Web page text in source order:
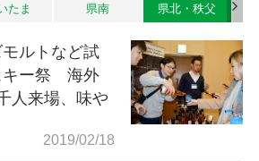
たま 県南 県北・秩父
ルトなど試
ー祭 海外
人来場、味や
2019/02/18